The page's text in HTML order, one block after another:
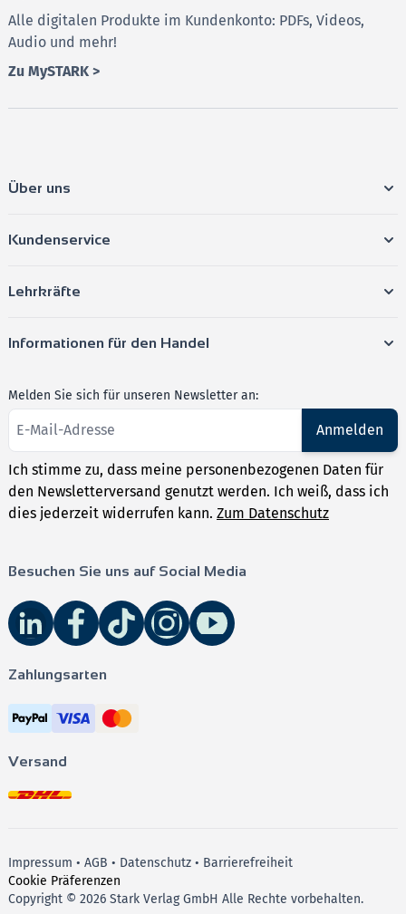
Alle digitalen Produkte im Kundenkonto: PDFs, Videos,
Audio und mehr!
Zu MySTARK >
Über uns
Kundenservice
Lehrkräfte
Informationen für den Handel
Melden Sie sich für unseren Newsletter an:
Anmelden
Ich stimme zu, dass meine personenbezogenen Daten für
den Newsletterversand genutzt werden. Ich weiß, dass ich
dies jederzeit widerrufen kann. Zum Datenschutz
Besuchen Sie uns auf Social Media
Zahlungsarten
Versand
Impressum • AGB • Datenschutz • Barrierefreiheit
Cookie Präferenzen
Copyright © 2026 Stark Verlag GmbH Alle Rechte vorbehalten.